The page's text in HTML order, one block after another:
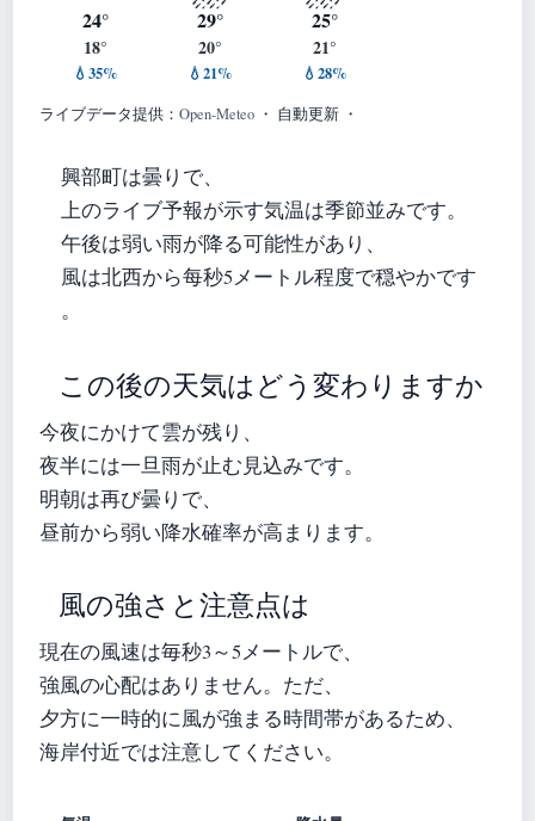
24°
18°
💧35%
29°
20°
💧21%
25°
21°
💧28%
ライブデータ提供： Open-Meteo ・ 自動更新 ・
興部町は曇りで、
上のライブ予報が示す気温は季節並みです。
午後は弱い雨が降る可能性があり、
風は北西から每秒5メートル程度で穏やかです
。
この後の天気はどう変わりますか
今夜にかけて雲が残り、
夜半には一旦雨が止む見込みです。
明朝は再び曇りで、
昼前から弱い降水確率が高まります。
風の強さと注意点は
現在の風速は毎秒3～5メートルで、
強風の心配はありません。ただ、
夕方に一時的に風が強まる時間帯があるため、
海岸付近では注意してください。